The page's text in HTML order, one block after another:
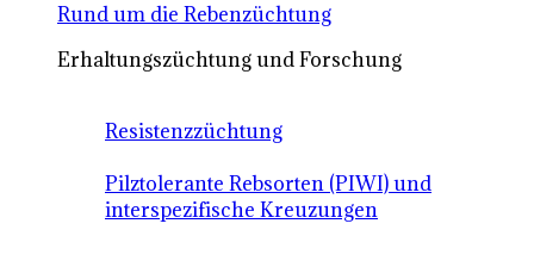
Rund um die Rebenzüchtung
Erhaltungszüchtung und Forschung
Resistenzzüchtung
Pilztolerante Rebsorten (PIWI) und
interspezifische Kreuzungen